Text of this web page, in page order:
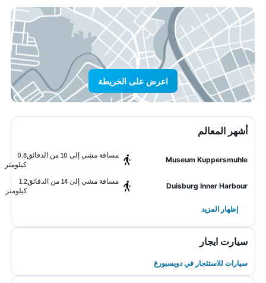
اعرض على الخريطة
أشهر المعالم
Museum Kuppersmuhle
مسافة مشي إلى 10 من الدقائق
0.8
كيلومتر
Duisburg Inner Harbour
مسافة مشي إلى 14 من الدقائق
1.2
كيلومتر
إظهار المزيد
سيارت ايجار
سيارات للاستئجار في دويسبورغ